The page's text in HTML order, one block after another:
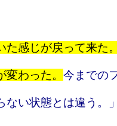
た感じが戻って来た
変わった。 今までの
ない状態とは違う。」